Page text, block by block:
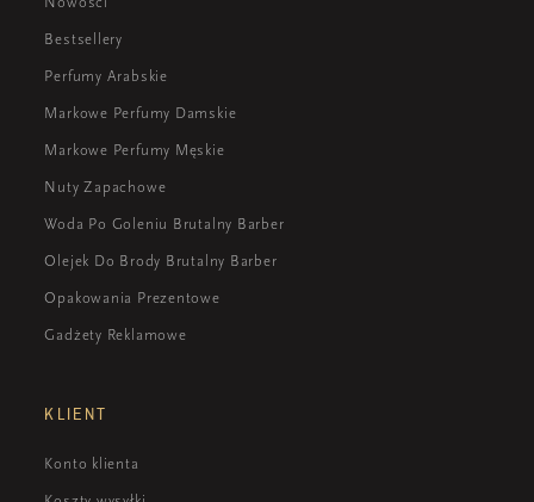
Bestsellery
Perfumy Arabskie
Markowe Perfumy Damskie
Markowe Perfumy Męskie
Nuty Zapachowe
Woda Po Goleniu Brutalny Barber
Olejek Do Brody Brutalny Barber
Opakowania Prezentowe
Gadżety Reklamowe
KLIENT
Konto klienta